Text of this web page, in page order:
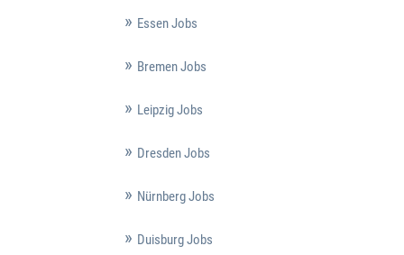
Essen Jobs
Bremen Jobs
Leipzig Jobs
Dresden Jobs
Nürnberg Jobs
Duisburg Jobs